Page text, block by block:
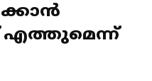
എത്തുമെന്ന്